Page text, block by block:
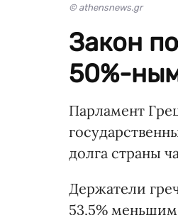
© athensnews.gr
Закон
50%-
Парламент
долга страны
Держатели
53,5%